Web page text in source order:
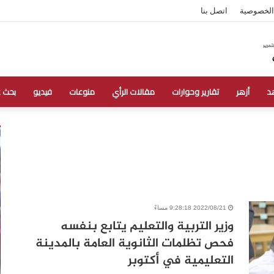
اتصل بنا
أزهر تقارير وحوارات مقالات الرأي منوعات فيديو
2022/08/21 9:28:18 مساءً
وزير التربية والتعليم يتابع بنفسه
فحص تظلمات الثانوية العامة بالمدينة
التعليمية في أكتوبر